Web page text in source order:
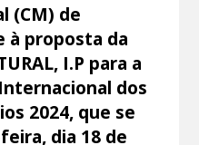
(CM) de
à proposta da
I.P para a
dos
2024, que se
dia 18 de